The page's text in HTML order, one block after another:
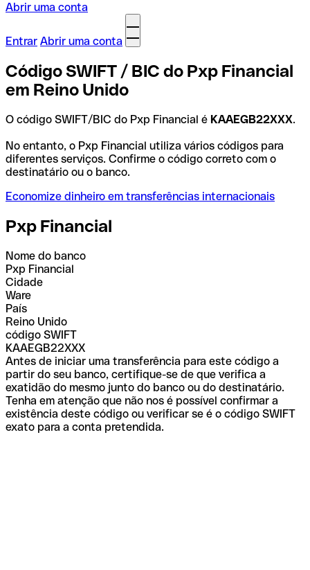
Abrir uma conta
Entrar Abrir uma conta
Código SWIFT / BIC do Pxp Financial
em Reino Unido
O código SWIFT/BIC do Pxp Financial é KAAEGB22XXX.
No entanto, o Pxp Financial utiliza vários códigos para
diferentes serviços. Confirme o código correto com o
destinatário ou o banco.
Economize dinheiro em transferências internacionais
Pxp Financial
Nome do banco
Pxp Financial
Cidade
Ware
País
Reino Unido
código SWIFT
KAAEGB22XXX
Antes de iniciar uma transferência para este código a
partir do seu banco, certifique-se de que verifica a
exatidão do mesmo junto do banco ou do destinatário.
Tenha em atenção que não nos é possível confirmar a
existência deste código ou verificar se é o código SWIFT
exato para a conta pretendida.